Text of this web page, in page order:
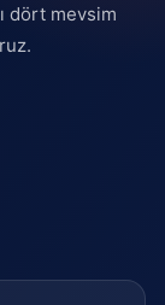
dört mevsim